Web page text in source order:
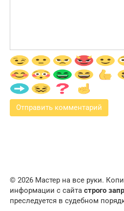
© 2026 Мастер на все руки.
информации с сайта строго
преследуется в судебном